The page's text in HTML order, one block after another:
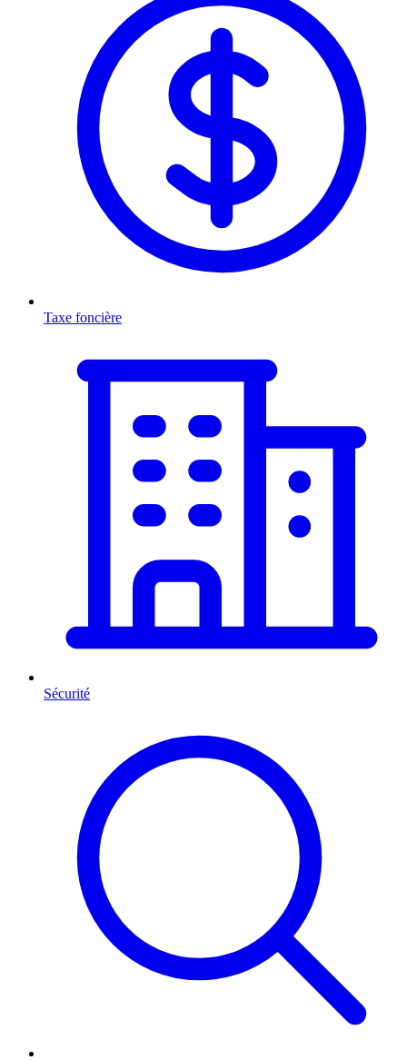
Taxe foncière
Sécurité